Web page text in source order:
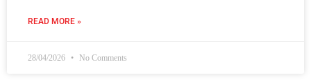
READ MORE »
28/04/2026 No Comments